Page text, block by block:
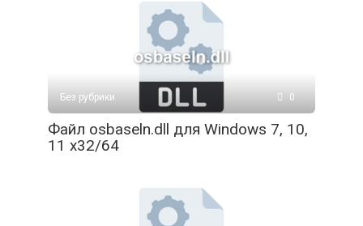
Без рубрики 0
Файл osbaseln.dll для Windows 7, 10,
11 x32/64